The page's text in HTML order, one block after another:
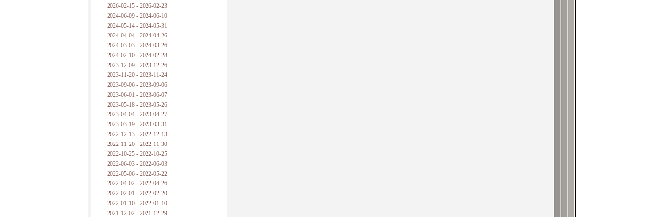
2026-02-15 - 2026-02-23
2024-06-09 - 2024-06-10
2024-05-14 - 2024-05-31
2024-04-04 - 2024-04-26
2024-03-03 - 2024-03-26
2024-02-10 - 2024-02-28
2023-12-09 - 2023-12-26
2023-11-20 - 2023-11-24
2023-09-06 - 2023-09-06
2023-06-01 - 2023-06-07
2023-05-18 - 2023-05-26
2023-04-04 - 2023-04-27
2023-03-19 - 2023-03-31
2022-12-13 - 2022-12-13
2022-11-20 - 2022-11-30
2022-10-25 - 2022-10-25
2022-06-03 - 2022-06-03
2022-05-06 - 2022-05-22
2022-04-02 - 2022-04-26
2022-02-01 - 2022-02-20
2022-01-10 - 2022-01-10
2021-12-02 - 2021-12-29